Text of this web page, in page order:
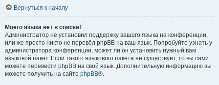
Вернуться к началу
Моего языка нет в списке!
Администратор не установил поддержку вашего языка на конференции,
или же просто никто не перевёл phpBB на ваш язык. Попробуйте узнать у
администратора конференции, может ли он установить нужный вам
языковой пакет. Если такого языкового пакета не существует, то вы сами
можете перевести phpBB на свой язык. Дополнительную информацию вы
можете получить на сайте phpBB®.